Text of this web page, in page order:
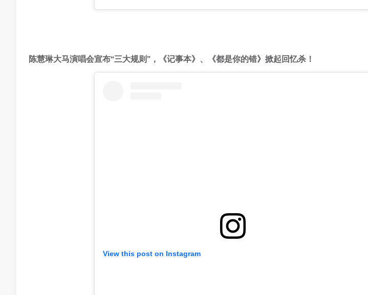
陈慧琳大马演唱会宣布“三大规则”，《记事本》、《都是你的错》掀起回忆杀！
View this post on Instagram